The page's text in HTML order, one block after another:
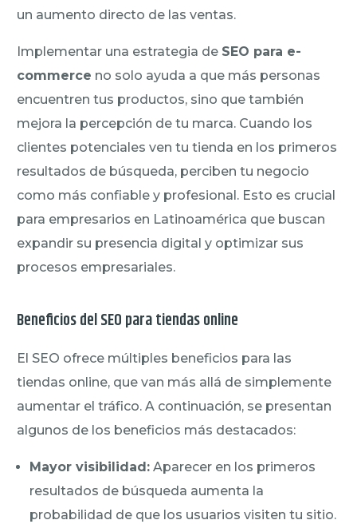
un aumento directo de las ventas.
Implementar una estrategia de SEO para e-
commerce no solo ayuda a que más personas
encuentren tus productos, sino que también
mejora la percepción de tu marca. Cuando los
clientes potenciales ven tu tienda en los primeros
resultados de búsqueda, perciben tu negocio
como más confiable y profesional. Esto es crucial
para empresarios en Latinoamérica que buscan
expandir su presencia digital y optimizar sus
procesos empresariales.
Beneficios del SEO para tiendas online
El SEO ofrece múltiples beneficios para las
tiendas online, que van más allá de simplemente
aumentar el tráfico. A continuación, se presentan
algunos de los beneficios más destacados:
Mayor visibilidad: Aparecer en los primeros
resultados de búsqueda aumenta la
probabilidad de que los usuarios visiten tu sitio.